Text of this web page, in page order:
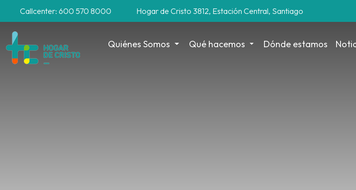
Callcenter: 600 570 8000 Hogar de Cristo 3812, Estación Central, Santiago
Quiénes Somos Qué hacemos Dónde estamos